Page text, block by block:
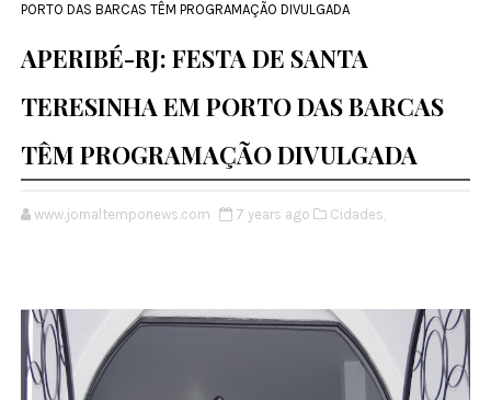
PORTO DAS BARCAS TÊM PROGRAMAÇÃO DIVULGADA
APERIBÉ-RJ: FESTA DE SANTA
TERESINHA EM PORTO DAS BARCAS
TÊM PROGRAMAÇÃO DIVULGADA
www.jornaltemponews.com 7 years ago Cidades,